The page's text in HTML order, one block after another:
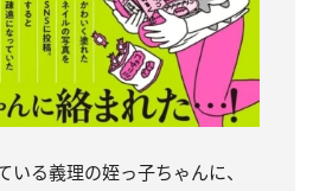
いる義理の姪っ子ちゃんに、